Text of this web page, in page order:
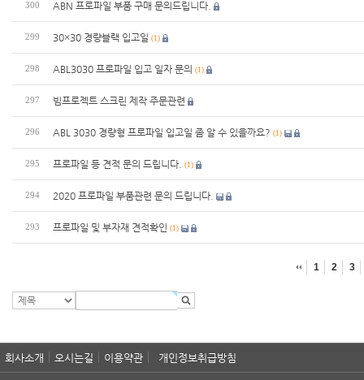
300 ABN 프로파일 부품 구매 문의드립니다.
299 30×30 경량블랙 입고일 (1)
298 ABL3030 프로파일 입고 일자 문의 (1)
297 빔프로젝트 스크린 제작 주문관련
296 ABL 3030 경량형 프로파일 입고일 좀 알 수 있을까요? (1)
295 프로파일 등 견적 문의 드립니다. (1)
294 2020 프로파일 부품관련 문의 드립니다.
293 프로파일 및 부자재 견적확인 (1)
1 2 3
회사소개 오시는길 이용약관 개인정보취급방침